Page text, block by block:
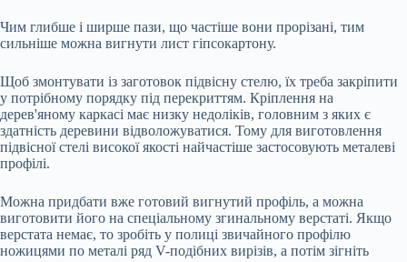
Чим глибше і ширше пази, що частіше вони прорізані, тим
сильніше можна вигнути лист гіпсокартону.
Щоб змонтувати із заготовок підвісну стелю, їх треба закріпити
у потрібному порядку під перекриттям. Кріплення на
дерев'яному каркасі має низку недоліків, головним з яких є
здатність деревини відволожуватися. Тому для виготовлення
підвісної стелі високої якості найчастіше застосовують металеві
профілі.
Можна придбати вже готовий вигнутий профіль, а можна
виготовити його на спеціальному згинальному верстаті. Якщо
верстата немає, то зробіть у полиці звичайного профілю
ножицями по металі ряд V-подібних вирізів, а потім зігніть